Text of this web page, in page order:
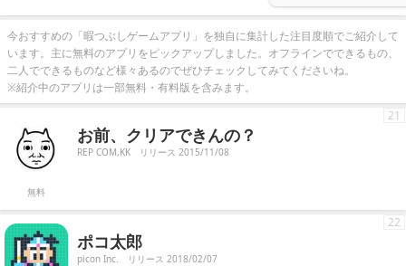
今おすすめの「暇つぶしゲームアプリ」を独自に集計した注目度順でご紹介して
います。主に無料のアプリをピックアップしました。オフラインでできるもの、
二人でできるものなど様々あるのでぜひチェックしてみてくださいね。
※紹介中のアプリは一部無料・有料版を含みます。
無料
お前、クリアできんの？
REP COM,KK リリース 2015/11/08
21
ポコ太郎
picon Inc. リリース 2018/02/07
22